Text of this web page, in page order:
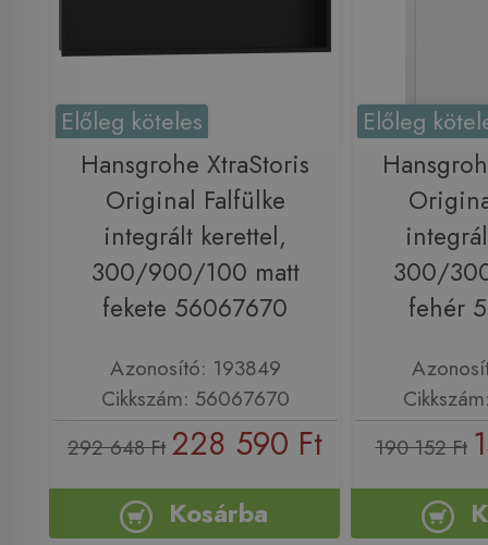
Előleg köteles
Hansgrohe XtraStoris
Original Falfülke
integrált kerettel,
300/900/100 matt
fekete 56067670
Azonosító: 193849
Cikkszám: 56067670
292 648 Ft 228 590 Ft
Kosárba
Előleg
300/
fehér
190 152 Ft